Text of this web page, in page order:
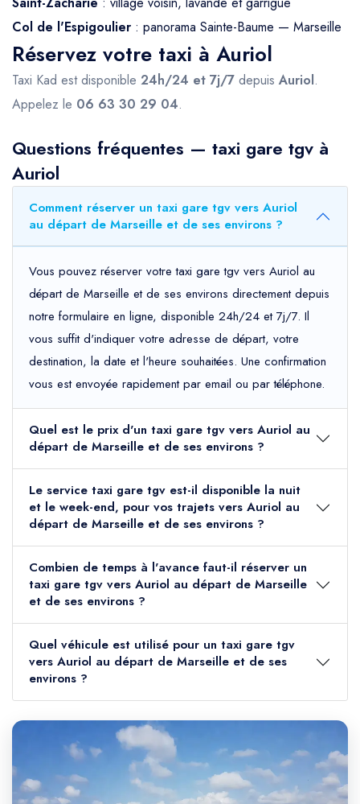
Col de l'Espigoulier : panorama Sainte-Baume — Marseille
Réservez votre taxi à Auriol
Taxi Kad est disponible 24h/24 et 7j/7 depuis Auriol.
Appelez le 06 63 30 29 04.
Questions fréquentes — taxi gare tgv à
Auriol
Comment réserver un taxi gare tgv vers Auriol
au départ de Marseille et de ses environs ?
Vous pouvez réserver votre taxi gare tgv vers Auriol au
départ de Marseille et de ses environs directement depuis
notre formulaire en ligne, disponible 24h/24 et 7j/7. Il
vous suffit d'indiquer votre adresse de départ, votre
destination, la date et l'heure souhaitées. Une confirmation
vous est envoyée rapidement par email ou par téléphone.
Quel est le prix d'un taxi gare tgv vers Auriol au
départ de Marseille et de ses environs ?
Le service taxi gare tgv est-il disponible la nuit
et le week-end, pour vos trajets vers Auriol au
départ de Marseille et de ses environs ?
Combien de temps à l'avance faut-il réserver un
taxi gare tgv vers Auriol au départ de Marseille
et de ses environs ?
Quel véhicule est utilisé pour un taxi gare tgv
vers Auriol au départ de Marseille et de ses
environs ?